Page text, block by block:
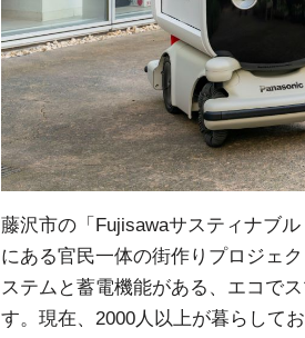
藤沢市の「Fujisawaサスティナブ
にある官民一体の街作りプロジェ
ステムと蓄電機能がある、エコで
す。現在、2000人以上が暮らして